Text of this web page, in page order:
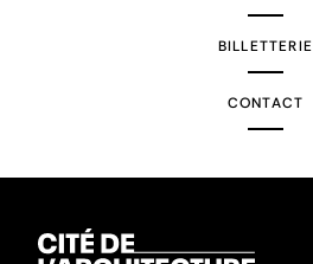
BILLETTERIE
CONTACT